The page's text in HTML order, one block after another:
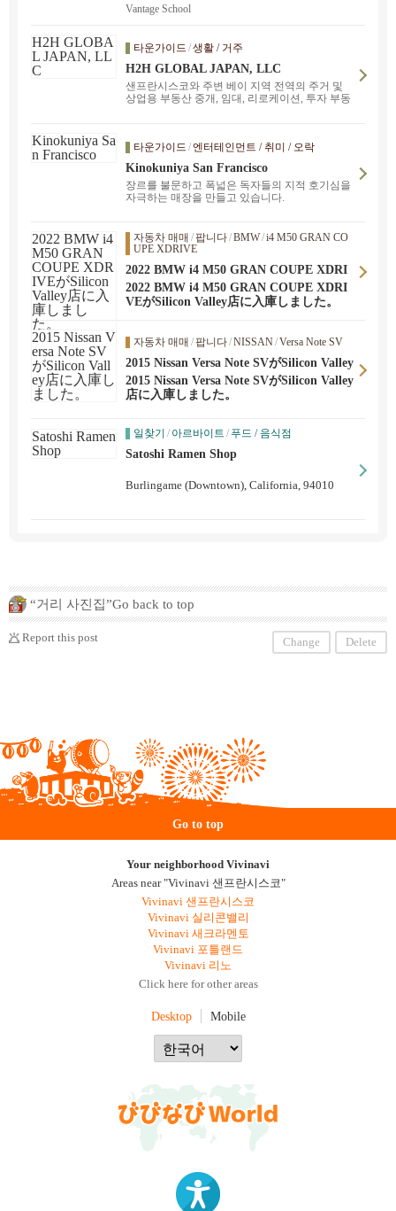
Vantage School
타운가이드 /생활 / 거주
H2H GLOBAL JAPAN, LLC
샌프란시스코와 주변 베이 지역 전역의 주거 및
상업용 부동산 중개, 임대, 리로케이션, 투자 부동
클리, 월넛크릭, 나파 등 베이 지역 전역을 커버하
한 토탈 서포트를 제공합니다.
타운가이드 /엔터테인먼트 / 취미 / 오락
Kinokuniya San Francisco
장르를 불문하고 폭넓은 독자들의 지적 호기심을
자극하는 매장을 만들고 있습니다.
자동차 매매 /팝니다/BMW/i4 M50 GRAN CO
UPE XDRIVE
2022 BMW i4 M50 GRAN COUPE XDRI
VEがSilicon Valley店に入庫しました。
2022 BMW i4 M50 GRAN COUPE XDRI
VEがSilicon Valley店に入庫しました。
자동차 매매 /팝니다/NISSAN/Versa Note SV
2015 Nissan Versa Note SVがSilicon Valley
店に入庫しました。
2015 Nissan Versa Note SVがSilicon Valley
店に入庫しました。
일찾기 / 아르바이트 / 푸드 / 음식점
Satoshi Ramen Shop
Burlingame (Downtown), California, 94010
“거리 사진집”Go back to top
Report this post Change Delete
Go to top
Your neighborhood Vivinavi
Areas near "Vivinavi 샌프란시스코"
Vivinavi 샌프란시스코
Vivinavi 실리콘밸리
Vivinavi 새크라멘토
Vivinavi 포틀랜드
Vivinavi 리노
Click here for other areas
Desktop Mobile